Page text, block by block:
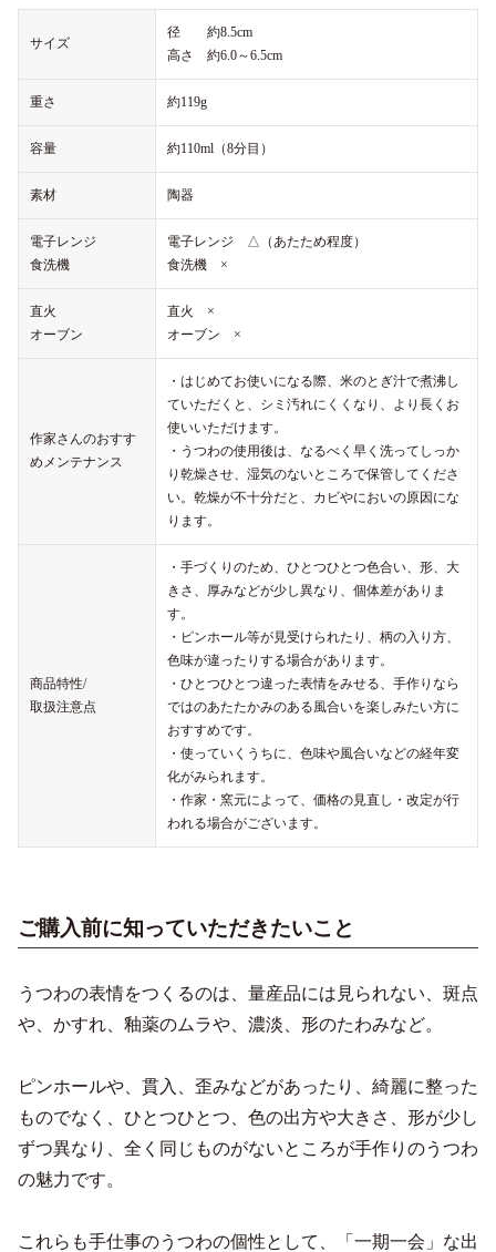
サイズ
径 約8.5cm
高さ 約6.0～6.5cm
重さ 約119g
容量 約110ml（8分目）
素材 陶器
電子レンジ
食洗機
電子レンジ △（あたため程度）
食洗機 ×
直火
オーブン
直火 ×
オーブン ×
作家さんのおすす
めメンテナンス
・はじめてお使いになる際、米のとぎ汁で煮沸し
ていただくと、シミ汚れにくくなり、より長くお
使いいただけます。
・うつわの使用後は、なるべく早く洗ってしっか
り乾燥させ、湿気のないところで保管してくださ
い。乾燥が不十分だと、カビやにおいの原因にな
ります。
商品特性/
取扱注意点
・手づくりのため、ひとつひとつ色合い、形、大
きさ、厚みなどが少し異なり、個体差がありま
す。
・ピンホール等が見受けられたり、柄の入り方、
色味が違ったりする場合があります。
・ひとつひとつ違った表情をみせる、手作りなら
ではのあたたかみのある風合いを楽しみたい方に
おすすめです。
・使っていくうちに、色味や風合いなどの経年変
化がみられます。
・作家・窯元によって、価格の見直し・改定が行
われる場合がございます。
ご購入前に知っていただきたいこと
うつわの表情をつくるのは、量産品には見られない、斑点
や、かすれ、釉薬のムラや、濃淡、形のたわみなど。
ピンホールや、貫入、歪みなどがあったり、綺麗に整った
ものでなく、ひとつひとつ、色の出方や大きさ、形が少し
ずつ異なり、全く同じものがないところが手作りのうつわ
の魅力です。
これらも手仕事のうつわの個性として、「一期一会」な出